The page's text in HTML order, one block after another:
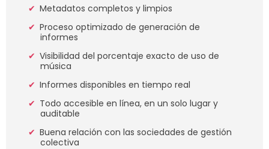
Metadatos completos y limpios
Proceso optimizado de generación de
informes
Visibilidad del porcentaje exacto de uso de
música
Informes disponibles en tiempo real
Todo accesible en línea, en un solo lugar y
auditable
Buena relación con las sociedades de gestión
colectiva